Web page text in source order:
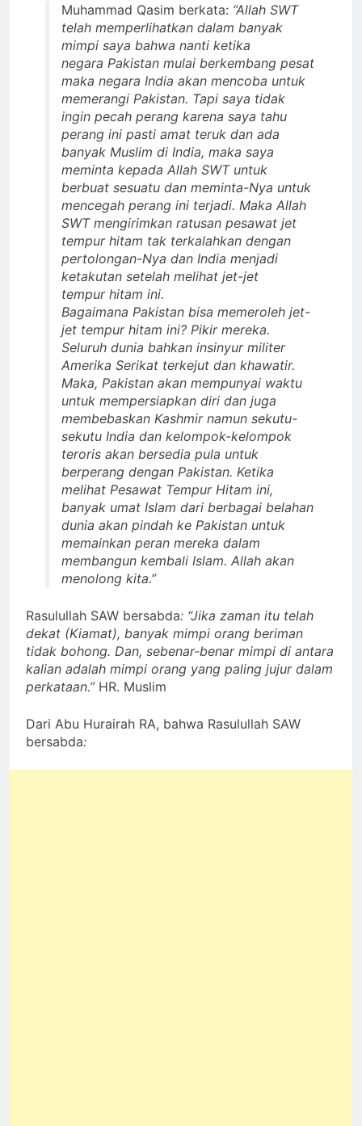
Muhammad Qasim berkata: “Allah SWT
telah memperlihatkan dalam banyak
mimpi saya bahwa nanti ketika
negara Pakistan mulai berkembang pesat
maka negara India akan mencoba untuk
memerangi Pakistan. Tapi saya tidak
ingin pecah perang karena saya tahu
perang ini pasti amat teruk dan ada
banyak Muslim di India, maka saya
meminta kepada Allah SWT untuk
berbuat sesuatu dan meminta-Nya untuk
mencegah perang ini terjadi. Maka Allah
SWT mengirimkan ratusan pesawat jet
tempur hitam tak terkalahkan dengan
pertolongan-Nya dan India menjadi
ketakutan setelah melihat jet-jet
tempur hitam ini.
Bagaimana Pakistan bisa memeroleh jet-
jet tempur hitam ini? Pikir mereka.
Seluruh dunia bahkan insinyur militer
Amerika Serikat terkejut dan khawatir.
Maka, Pakistan akan mempunyai waktu
untuk mempersiapkan diri dan juga
membebaskan Kashmir namun sekutu-
sekutu India dan kelompok-kelompok
teroris akan bersedia pula untuk
berperang dengan Pakistan. Ketika
melihat Pesawat Tempur Hitam ini,
banyak umat Islam dari berbagai belahan
dunia akan pindah ke Pakistan untuk
memainkan peran mereka dalam
membangun kembali Islam. Allah akan
menolong kita.”
Rasulullah SAW bersabda: “Jika zaman itu telah
dekat (Kiamat), banyak mimpi orang beriman
tidak bohong. Dan, sebenar-benar mimpi di antara
kalian adalah mimpi orang yang paling jujur dalam
perkataan.”HR. Muslim
Dari Abu Hurairah RA, bahwa Rasulullah SAW
bersabda: